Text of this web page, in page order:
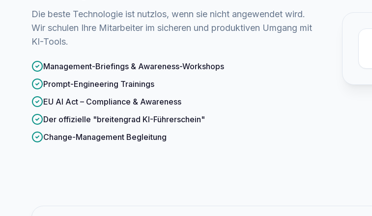
Die beste Technologie ist nutzlos, wenn sie nicht angewendet wird.
Wir schulen Ihre Mitarbeiter im sicheren und produktiven Umgang mit
KI-Tools.
Management-Briefings & Awareness-Workshops
Prompt-Engineering Trainings
EU AI Act – Compliance & Awareness
Der offizielle "breitengrad KI-Führerschein"
Change-Management Begleitung